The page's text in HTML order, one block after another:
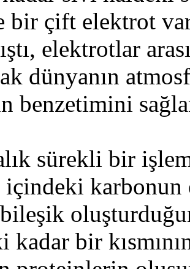
bir çift elektrot
elektrotlar
dünyanın
benzetimini
sürekli bir
karbonun
kadar bir